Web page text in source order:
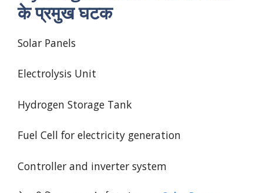
के प्रमुख घटक
Solar Panels
Electrolysis Unit
Hydrogen Storage Tank
Fuel Cell for electricity generation
Controller and inverter system